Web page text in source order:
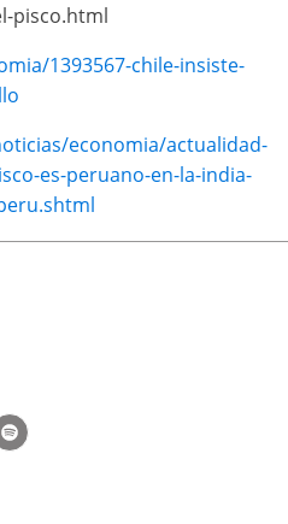
pisco.html
1393567-chile-insiste-
economia/actualidad-
es-peruano-en-la-india-